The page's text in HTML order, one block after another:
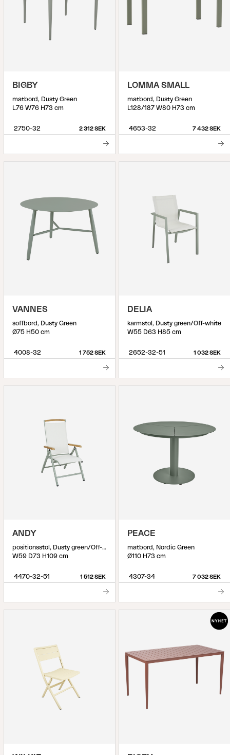
BIGBY
matbord, Dusty Green
L76 W76 H73 cm
2750-32 2 312 SEK
LOMMA SMALL
matbord, Dusty Green
L128/187 W80 H73 cm
4653-32 7 432 SEK
VANNES
soffbord, Dusty Green
Ø75 H50 cm
4008-32 1 752 SEK
DELIA
karmstol, Dusty green/Off-white
W55 D63 H85 cm
2652-32-51 1 032 SEK
ANDY
positionsstol, Dusty green/Off-white
W59 D73 H109 cm
4470-32-51 1 512 SEK
PEACE
matbord, Nordic Green
Ø110 H73 cm
4307-34 7 032 SEK